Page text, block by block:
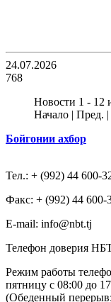
24.07.2026
768
Новости 1 - 12
Начало | Пред. |
Бойгонии ахбор
Тел.: + (992) 44 600-
Факс: + (992) 44 600-
Е-mail: info@nbt.tj
Телефон доверия
Режим работы
пятницу с 08:00 до
(Обеденный